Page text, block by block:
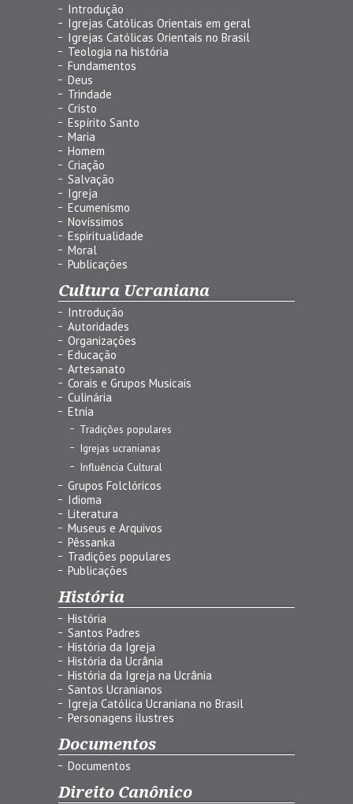
Introdução
Igrejas Católicas Orientais em geral
Igrejas Católicas Orientais no Brasil
Teologia na história
Fundamentos
Deus
Trindade
Cristo
Espírito Santo
Maria
Homem
Criação
Salvação
Igreja
Ecumenismo
Novíssimos
Espiritualidade
Moral
Publicações
Cultura Ucraniana
Introdução
Autoridades
Organizações
Educação
Artesanato
Corais e Grupos Musicais
Culinária
Etnia
Tradições populares
Igrejas ucranianas
Influência Cultural
Grupos Folclóricos
Idioma
Literatura
Museus e Arquivos
Pêssanka
Tradições populares
Publicações
História
História
Santos Padres
História da Igreja
História da Ucrânia
História da Igreja na Ucrânia
Santos Ucranianos
Igreja Católica Ucraniana no Brasil
Personagens ilustres
Documentos
Documentos
Direito Canônico